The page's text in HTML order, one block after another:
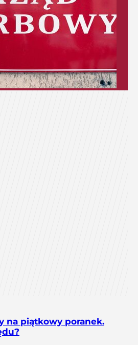
na piątkowy poranek.